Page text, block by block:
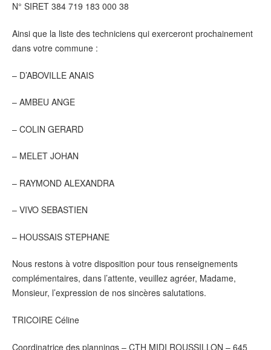
N° SIRET 384 719 183 000 38
Ainsi que la liste des techniciens qui exerceront prochainement
dans votre commune :
– D’ABOVILLE ANAIS
– AMBEU ANGE
– COLIN GERARD
– MELET JOHAN
– RAYMOND ALEXANDRA
– VIVO SEBASTIEN
– HOUSSAIS STEPHANE
Nous restons à votre disposition pour tous renseignements
complémentaires, dans l’attente, veuillez agréer, Madame,
Monsieur, l’expression de nos sincères salutations.
TRICOIRE Céline
Coordinatrice des plannings – CTH MIDI ROUSSILLON – 645